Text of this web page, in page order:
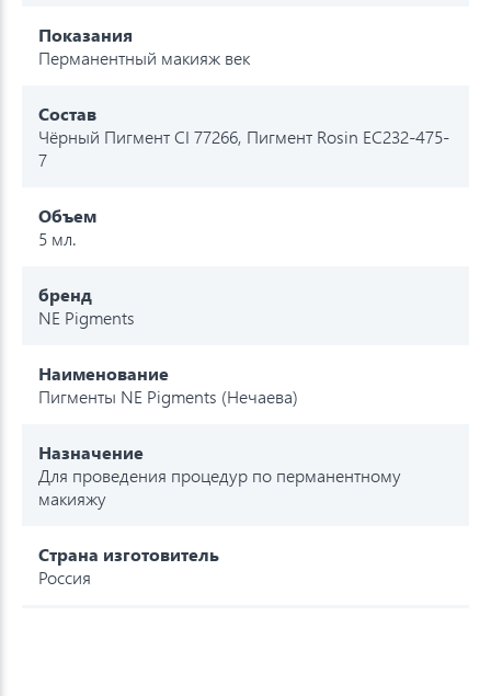
Показания
Перманентный макияж век
Состав
Чёрный Пигмент CI 77266, Пигмент Rosin EC232-475-
7
Объем
5 мл.
бренд
NE Pigments
Наименование
Пигменты NE Pigments (Нечаева)
Назначение
Для проведения процедур по перманентному
макияжу
Страна изготовитель
Россия